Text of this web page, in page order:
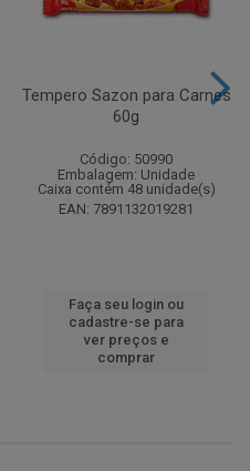
Tempero Sazon para Carnes
60g
Código: 50990
Embalagem: Unidade
Caixa contém 48 unidade(s)
EAN: 7891132019281
Faça seu login ou
cadastre-se para
ver preços e
comprar